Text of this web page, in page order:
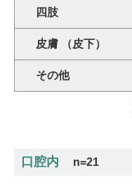
四肢
皮膚 （皮下）
その他
口腔内 n=21